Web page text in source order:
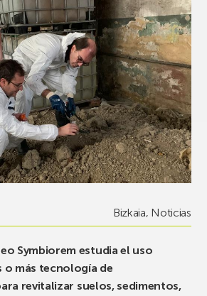
Bizkaia, Noticias
Symbiorem estudia el uso
o más tecnología de
revitalizar suelos, sedimentos,